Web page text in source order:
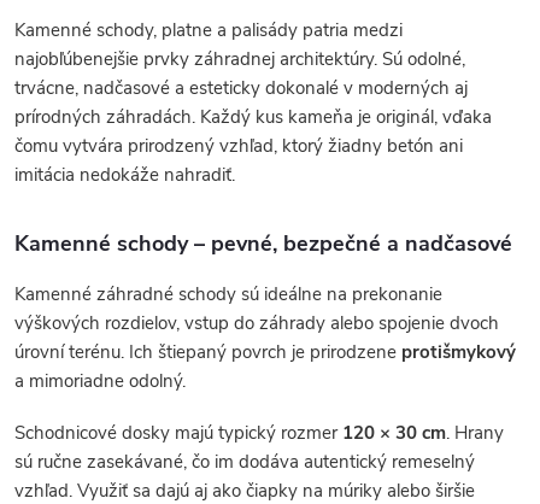
v
k
y
ý
p
i
Kamenné schody, platne a palisády patria medzi
najobľúbenejšie prvky záhradnej architektúry. Sú odolné,
trvácne, nadčasové a esteticky dokonalé v moderných aj
prírodných záhradách. Každý kus kameňa je originál, vďaka
čomu vytvára prirodzený vzhľad, ktorý žiadny betón ani
imitácia nedokáže nahradiť.
Kamenné schody – pevné, bezpečné a nadčasové
Kamenné záhradné schody sú ideálne na prekonanie
výškových rozdielov, vstup do záhrady alebo spojenie dvoch
úrovní terénu. Ich štiepaný povrch je prirodzene protišmykový
a mimoriadne odolný.
Schodnicové dosky majú typický rozmer 120 × 30 cm. Hrany
sú ručne zasekávané, čo im dodáva autentický remeselný
vzhľad. Využiť sa dajú aj ako čiapky na múriky alebo širšie